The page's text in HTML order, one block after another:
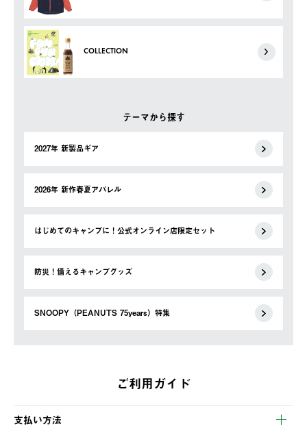
COLLECTION
テーマから探す
2027年 新製品ギア
2026年 新作春夏アパレル
はじめてのキャンプに！公式オンライン店限定セット
防災！備えるキャンプグッズ
SNOOPY（PEANUTS 75years）特集
ご利用ガイド
支払い方法